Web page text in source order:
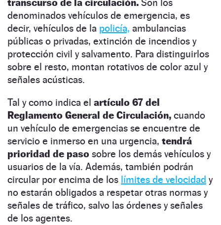
transcurso de la circulación. Son los
denominados vehículos de emergencia, es
decir, vehículos de la policía, ambulancias
públicas o privadas, extinción de incendios y
protección civil y salvamento. Para distinguirlos
sobre el resto, montan rotativos de color azul y
señales acústicas.
Tal y como indica el artículo 67 del
Reglamento General de Circulación, cuando
un vehículo de emergencias se encuentre de
servicio e inmerso en una urgencia, tendrá
prioridad de paso sobre los demás vehículos y
usuarios de la vía. Además, también podrán
circular por encima de los límites de velocidad y
no estarán obligados a respetar otras normas y
señales de tráfico, salvo las órdenes y señales
de los agentes.